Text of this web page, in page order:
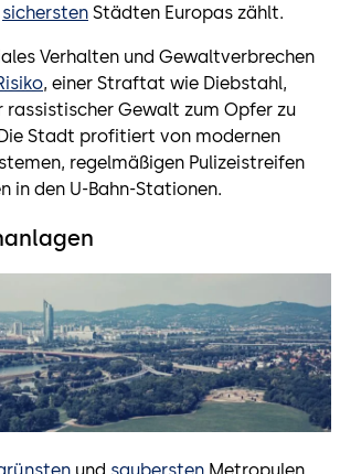
sichersten Städten Europas zählt.
Verhalten und Gewaltverbrechen
, einer Straftat wie Diebstahl,
rassistischer Gewalt zum Opfer zu
Stadt profitiert von modernen
regelmäßigen Pulizeistreifen
in den U-Bahn-Stationen.
und saubersten Metropulen